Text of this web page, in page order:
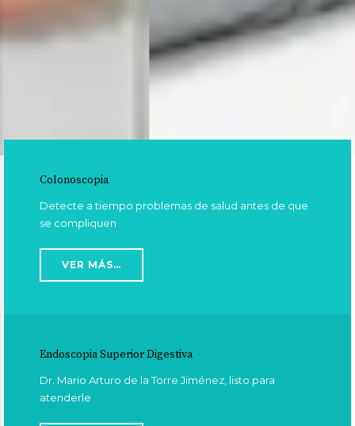
Colonoscopia
Detecte a tiempo problemas de salud antes de que
se compliquen
VER MÁS…
Endoscopia Superior Digestiva
Dr. Mario Arturo de la Torre Jiménez, listo para
atenderle